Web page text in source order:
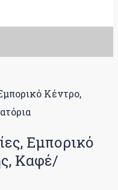
Κέντρο,
Εμπορικό
Καφέ/